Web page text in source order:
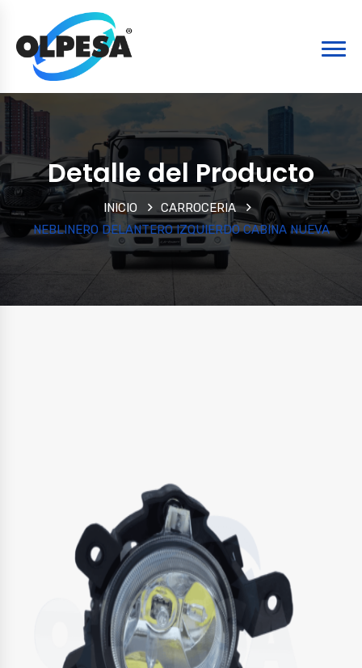
Detalle del Producto
INICIO
CARROCERIA
NEBLINERO DELANTERO IZQUIERDO CABINA NUEVA